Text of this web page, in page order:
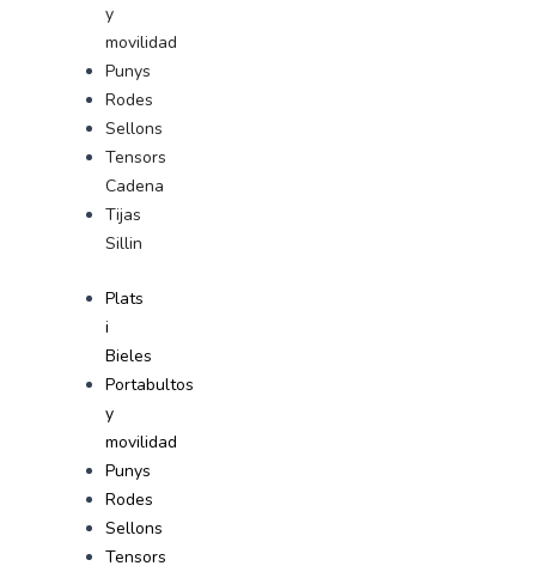
y
movilidad
Punys
Rodes
Sellons
Tensors
Cadena
Tijas
Sillin
Plats
i
Bieles
Portabultos
y
movilidad
Punys
Rodes
Sellons
Tensors